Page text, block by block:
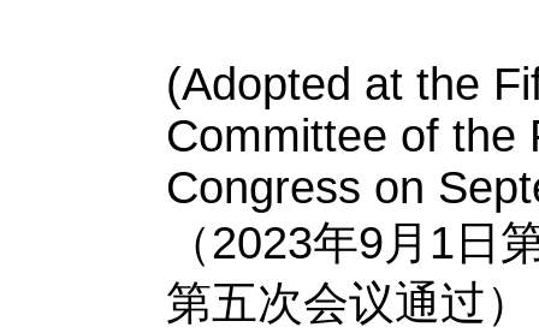
(Adopted at the
Committee of the
Congress on
（2023年9月 1 日
第五次会议通过）